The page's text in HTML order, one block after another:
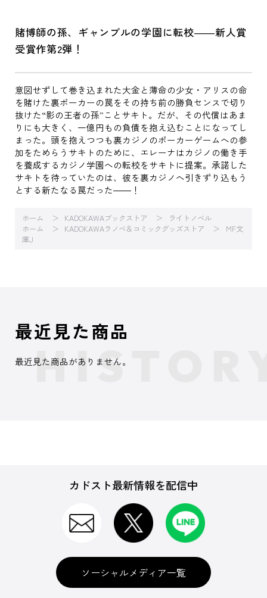
賭博師の孫、ギャンブルの学園に転校――新人賞
受賞作第2弾！
意図せずして巻き込まれた大金と薄命の少女・アリスの命
を賭けた裏ポーカーの罠をその持ち前の勝負センスで切り
抜けた“影の王者の孫”ことサキト。だが、その代償はあま
りにも大きく、一億円もの負債を抱え込むことになってし
まった。頭を抱えつつも裏カジノのポーカーゲームへの参
加をためらうサキトのために、エレーナはカジノの働き手
を養成するカジノ学園への転校をサキトに提案。承諾した
サキトを待っていたのは、彼を裏カジノへ引きずり込もう
とする新たなる罠だった――！
ホーム KADOKAWAブックストア
ライトノベル
ホーム
KADOKAWAラノベ＆コミックグッズストア
MF文
庫J
最近見た商品
最近見た商品がありません。
カドスト最新情報を配信中
ソーシャルメディア一覧